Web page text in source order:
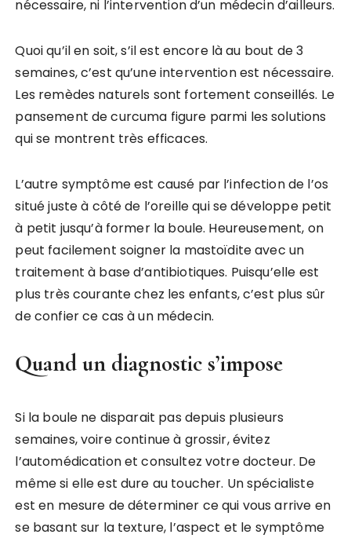
nécessaire, ni l’intervention d’un médecin d’ailleurs.
Quoi qu’il en soit, s’il est encore là au bout de 3
semaines, c’est qu’une intervention est nécessaire.
Les remèdes naturels sont fortement conseillés. Le
pansement de curcuma figure parmi les solutions
qui se montrent très efficaces.
L’autre symptôme est causé par l’infection de l’os
situé juste à côté de l’oreille qui se développe petit
à petit jusqu’à former la boule. Heureusement, on
peut facilement soigner la mastoïdite avec un
traitement à base d’antibiotiques. Puisqu’elle est
plus très courante chez les enfants, c’est plus sûr
de confier ce cas à un médecin.
Quand un diagnostic s’impose
Si la boule ne disparait pas depuis plusieurs
semaines, voire continue à grossir, évitez
l’automédication et consultez votre docteur. De
même si elle est dure au toucher. Un spécialiste
est en mesure de déterminer ce qui vous arrive en
se basant sur la texture, l’aspect et le symptôme